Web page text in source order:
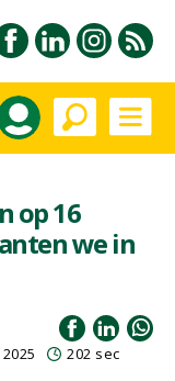
op 16
we in
202 sec